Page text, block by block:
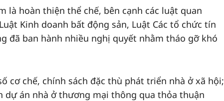
hoàn thiện thể chế, bên cạnh các luật quan
Kinh doanh bất động sản, Luật Các tổ chức tín
đã ban hành nhiều nghị quyết nhằm tháo gỡ khó
cơ chế, chính sách đặc thù phát triển nhà ở xã hội;
dự án nhà ở thương mại thông qua thỏa thuận